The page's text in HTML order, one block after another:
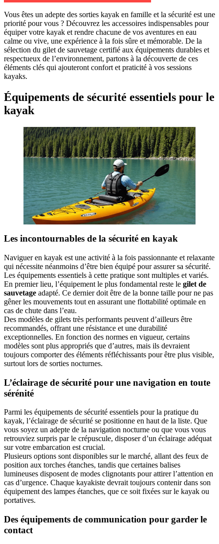
Vous êtes un adepte des sorties kayak en famille et la sécurité est une
priorité pour vous ? Découvrez les accessoires indispensables pour
équiper votre kayak et rendre chacune de vos aventures en eau
calme ou vive, une expérience à la fois sûre et mémorable. De la
sélection du gilet de sauvetage certifié aux équipements durables et
respectueux de l’environnement, partons à la découverte de ces
éléments clés qui ajouteront confort et praticité à vos sessions
kayaks.
Équipements de sécurité essentiels pour le
kayak
Les incontournables de la sécurité en kayak
Naviguer en kayak est une activité à la fois passionnante et relaxante
qui nécessite néanmoins d’être bien équipé pour assurer sa sécurité.
Les équipements essentiels à cette pratique sont multiples et variés.
En premier lieu, l’équipement le plus fondamental reste le gilet de
sauvetage adapté. Ce dernier doit être de la bonne taille pour ne pas
gêner les mouvements tout en assurant une flottabilité optimale en
cas de chute dans l’eau.
Des modèles de gilets très performants peuvent d’ailleurs être
recommandés, offrant une résistance et une durabilité
exceptionnelles. En fonction des normes en vigueur, certains
modèles sont plus appropriés que d’autres, mais ils devraient
toujours comporter des éléments réfléchissants pour être plus visible,
surtout lors de sorties nocturnes.
L’éclairage de sécurité pour une navigation en toute
sérénité
Parmi les équipements de sécurité essentiels pour la pratique du
kayak, l’éclairage de sécurité se positionne en haut de la liste. Que
vous soyez un adepte de la navigation nocturne ou que vous vous
retrouviez surpris par le crépuscule, disposer d’un éclairage adéquat
sur votre embarcation est crucial.
Plusieurs options sont disponibles sur le marché, allant des feux de
position aux torches étanches, tandis que certaines balises
lumineuses disposent de modes clignotants pour attirer l’attention en
cas d’urgence. Chaque kayakiste devrait toujours contenir dans son
équipement des lampes étanches, que ce soit fixées sur le kayak ou
portatives.
Des équipements de communication pour garder le
contact